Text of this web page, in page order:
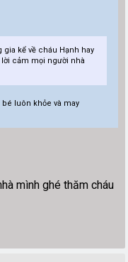
kể về cháu Hạnh hay
cảm mọi người nhà
luôn khỏe và may
mình ghé thăm cháu